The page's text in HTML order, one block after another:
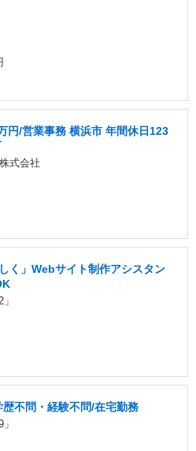
円/営業事務 横浜市 年間休日123
式会社
く」Webサイト制作アシスタン
不問・経験不問/在宅勤務